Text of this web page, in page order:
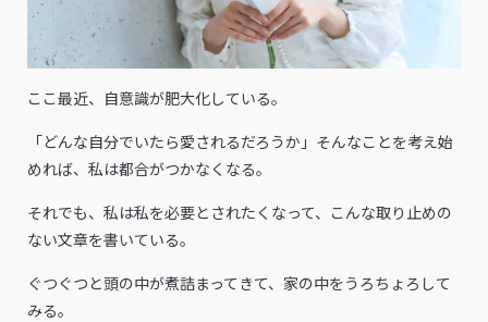
ここ最近、自意識が肥大化している。
「どんな自分でいたら愛されるだろうか」そんなことを考え始
めれば、私は都合がつかなくなる。
それでも、私は私を必要とされたくなって、こんな取り止めの
ない文章を書いている。
ぐつぐつと頭の中が煮詰まってきて、家の中をうろちょろして
みる。